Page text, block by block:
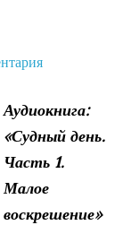
Аудиокнига:
«Судный день.
Часть 1.
Малое
воскрешение»